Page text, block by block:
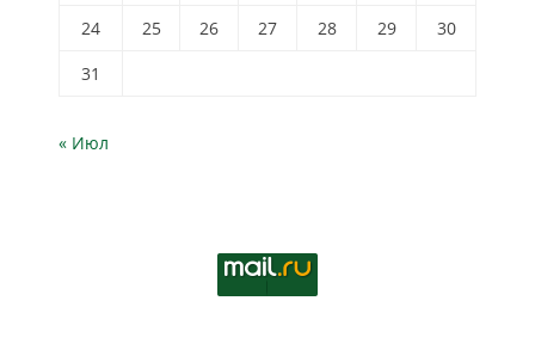
24
25 26 27 28 29
30
31
« Июл